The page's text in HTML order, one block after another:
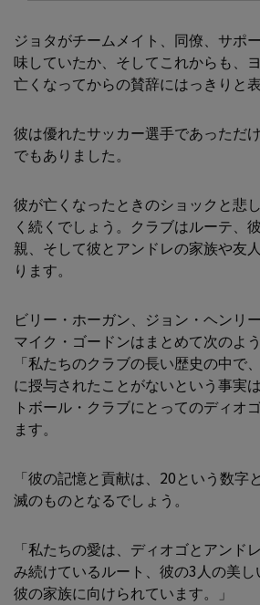
ジョタがチームメイト、同僚、サポ
味していたか、そしてこれからも、
亡くなってからの賛辞にはっきりと表
彼は優れたサッカー選手であっただ
でもありました。
彼が亡くなったときのショックと悲
く続くでしょう。クラブはルーテ、
親、そして彼とアンドレの家族や友
ります。
ビリー・ホーガン、ジョン・ヘンリ
マイク・ゴードンはまとめて次のよ
「私たちのクラブの長い歴史の中で
に授与されたことがないという事実
トボール・クラブにとってのディオ
ます。
「彼の記憶と貢献は、20という数字
滅のものとなるでしょう。
「私たちの愛は、ディオゴとアンド
み続けているルート、彼の3人の美
彼の家族に向けられています。」